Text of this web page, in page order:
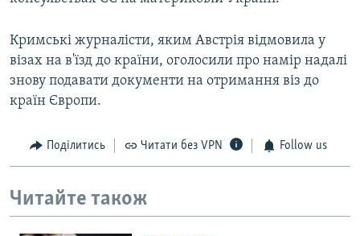
Кримські журналісти, яким Австрія відмовила у
візах на в'їзд до країни, оголосили про намір надалі
знову подавати документи на отримання віз до
країн Європи.
Поділитись Читати без VPN Follow us
Читайте також